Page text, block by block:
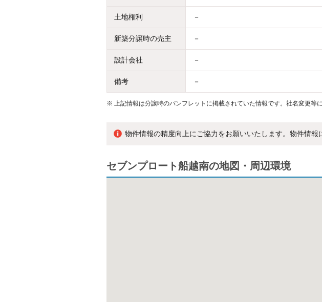
土地権利 －
新築分譲時の売主 －
設計会社 －
備考 －
※ 上記情報は分譲時のパンフレットに掲載されていた情報です。社名変更等
物件情報の精度向上にご協力をお願いいたします。物件情報
セブンプロート船越南の地図・周辺環境